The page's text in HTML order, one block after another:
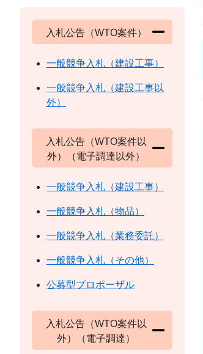
入札公告（WTO案件）
一般競争入札（建設工事）
一般競争入札（建設工事以
外）
入札公告（WTO案件以
外）（電子調達以外）
一般競争入札（建設工事）
一般競争入札（物品）
一般競争入札（業務委託）
一般競争入札（その他）
公募型プロポーザル
入札公告（WTO案件以
外）（電子調達）